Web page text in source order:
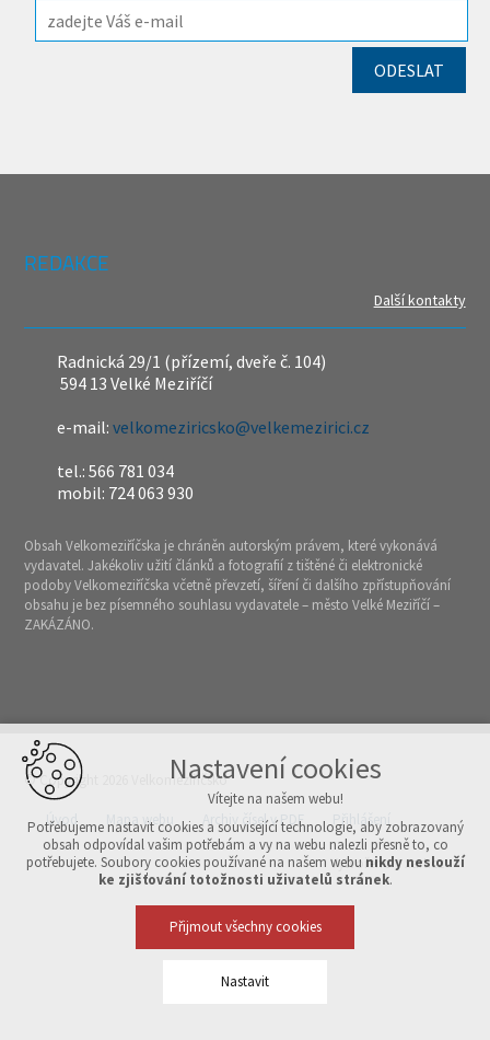
REDAKCE
Další kontakty
Radnická 29/1 (přízemí, dveře č. 104)
594 13 Velké Meziříčí
e-mail:velkomeziricsko@velkemezirici.cz
tel.: 566 781 034
mobil: 724 063 930
Obsah Velkomeziříčska je chráněn autorským právem, které vykonává
vydavatel. Jakékoliv užití článků a fotografií z tištěné či elektronické
podoby Velkomeziříčska včetně převzetí, šíření či dalšího zpřístupňování
obsahu je bez písemného souhlasu vydavatele – město Velké Meziříčí –
ZAKÁZÁNO.
© Copyright 2026 Velkomeziříčsko
Úvod Mapa webu Archiv čísel v PDF Přihlášení
Vytvořeno v xart.cz
Nastavení cookies
Vítejte na našem webu!
Potřebujeme nastavit cookies a související technologie, aby zobrazovaný
obsah odpovídal vašim potřebám a vy na webu nalezli přesně to, co
potřebujete. Soubory cookies používané na našem webu nikdy neslouží
ke zjišťování totožnosti uživatelů stránek.
Přijmout všechny cookies
Nastavit